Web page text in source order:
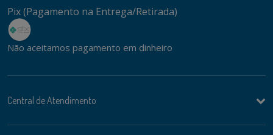
Pix (Pagamento na Entrega/Retirada)
Não aceitamos pagamento em dinheiro
Central de Atendimento